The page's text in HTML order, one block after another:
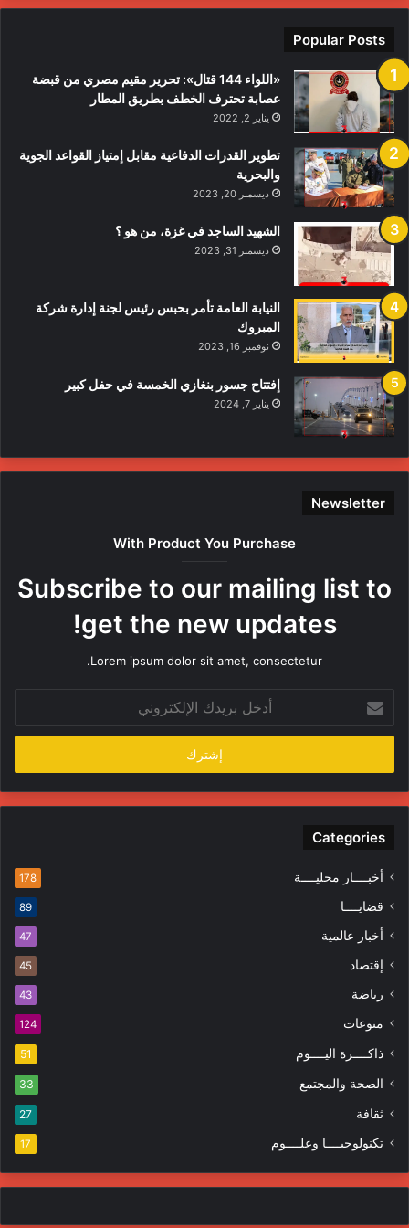
في
المظاهرات
Popular Posts
«اللواء 144 قتال»: تحرير مقيم مصري من قبضة
عصابة تحترف الخطف بطريق المطار
يناير 2, 2022
تطوير القدرات الدفاعية مقابل إمتياز القواعد الجوية
والبحرية
ديسمبر 20, 2023
الشهيد الساجد في غزة، من هو ؟
ديسمبر 31, 2023
النيابة العامة تأمر بحبس رئيس لجنة إدارة شركة
المبروك
نوفمبر 16, 2023
إفتتاح جسور بنغازي الخمسة في حفل كبير
يناير 7, 2024
Newsletter
With Product You Purchase
Subscribe to our mailing list to
get the new updates!
Lorem ipsum dolor sit amet, consectetur.
بريدك
الإلكتروني
Categories
أخبــــار محليــــة 178
قضايــــا 89
أخبار عالمية 47
إقتصاد 45
رياضة 43
منوعات 124
ذاكــــرة اليــــوم 51
الصحة والمجتمع 33
ثقافة 27
تكنولوجيــــا وعلــــوم 17